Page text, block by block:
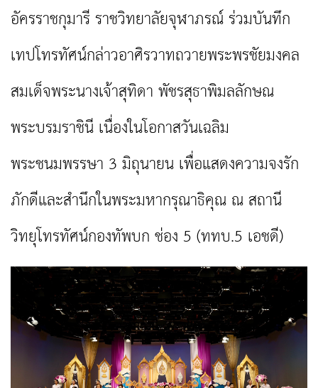
อัครราชกุมารี ราชวิทยาลัยจุฬาภรณ์ ร่วมบันทึก
เทปโทรทัศน์กล่าวอาศิรวาทถวายพระพรชัยมงคล
สมเด็จพระนางเจ้าสุทิดา พัชรสุธาพิมลลักษณ
พระบรมราชินี เนื่องในโอกาสวันเฉลิม
พระชนมพรรษา 3 มิถุนายน เพื่อแสดงความจงรัก
ภักดีและสำนึกในพระมหากรุณาธิคุณ ณ สถานี
วิทยุโทรทัศน์กองทัพบก ช่อง 5 (ททบ.5 เอชดี)